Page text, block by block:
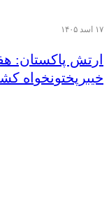
۱۷ اسد ۱۴۰۵
ارتش پاکستان:
خیبرپختونخواه